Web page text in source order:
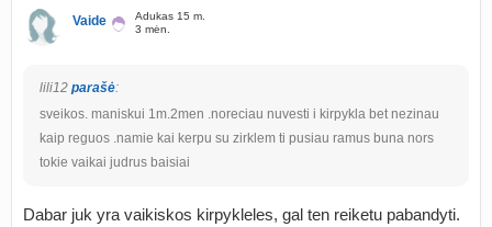
Vaide
Adukas 15 m.
3 mėn.
lili12 parašė:
sveikos. maniskui 1m.2men .noreciau nuvesti i kirpykla bet nezinau
kaip reguos .namie kai kerpu su zirklem ti pusiau ramus buna nors
tokie vaikai judrus baisiai
Dabar juk yra vaikiskos kirpykleles, gal ten reiketu pabandyti.